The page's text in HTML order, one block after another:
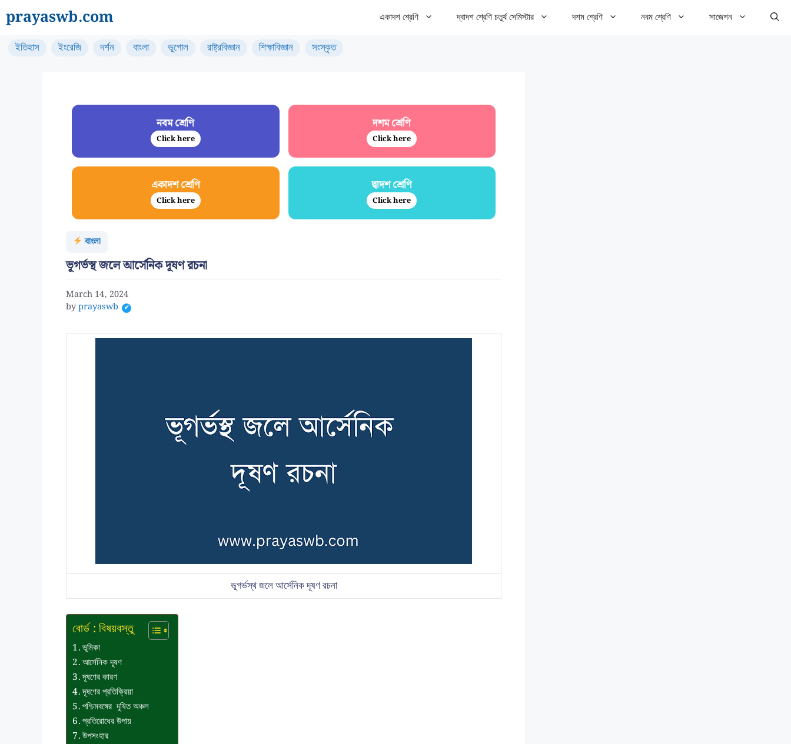
to
content
prayaswb.com একাদশ শ্রেণি দ্বাদশ শ্রেণি চতুর্থ সেমিস্টার দশম শ্রেণি নবম শ্রেণি সাজেশন
ইতিহাস ইংরেজি দর্শন বাংলা ভূগোল রাষ্ট্রবিজ্ঞান শিক্ষাবিজ্ঞান সংস্কৃত
নবম শ্রেণি
Click here
দশম শ্রেণি
Click here
একাদশ শ্রেণি
Click here
দ্বাদশ শ্রেণি
Click here
বাংলা
ভূগর্ভস্থ জলে আর্সেনিক দূষণ রচনা
March 14, 2024
byprayaswb
ভূগর্ভস্থ জলে আর্সেনিক দূষণ রচনা
বোর্ড : বিষয়বস্তু
ভূমিকা
আর্সেনিক দূষণ
দূষণের কারণ
দূষণের প্রতিক্রিয়া
পশ্চিমবঙ্গের দূষিত অঞ্চল
প্রতিরোধের উপায়
উপসংহার